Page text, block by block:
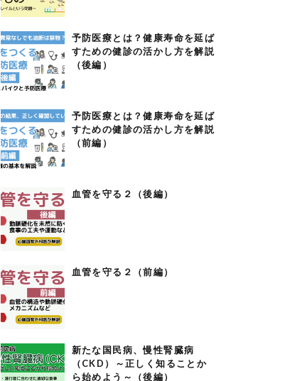
予防医療とは？健康寿命を延ば
すための健診の活かし方を解説
（後編）
予防医療とは？健康寿命を延ば
すための健診の活かし方を解説
（前編）
血管を守る２（後編）
血管を守る２（前編）
新たな国民病、慢性腎臓病
（CKD）～正しく知ることか
ら始めよう～（後編）